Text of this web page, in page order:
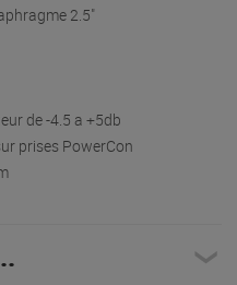
2.5"
de -4.5 a +5db
prises PowerCon